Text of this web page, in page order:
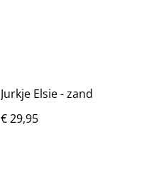
Jurkje Elsie - zand
€ 29,95